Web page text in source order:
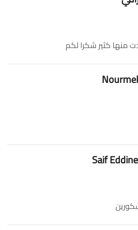
منها كثير شكرا لكم
Saif